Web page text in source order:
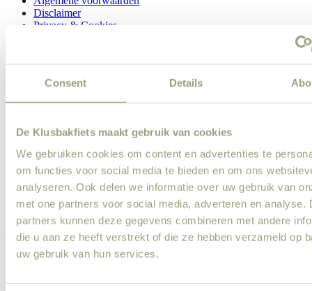
Consent Details
De Klusbakfiets maakt gebruik van cookies
We gebruiken cookies om content en advertenties te
om functies voor social media te bieden en om ons
analyseren. Ook delen we informatie over uw gebruik van
met one partners voor social media, adverteren en analyse.
partners kunnen deze gegevens combineren met andere
die u aan ze heeft verstrekt of die ze hebben verzameld op
uw gebruik van hun services.
Disclaimer
Privacy & Cookies
Klusser
Vloer leggen
Kast installeren
Keukenrenovatie
Verlichting installeren
Kitwerk
Meubel montage
Lamp laten ophangen
Schilder
Muren schilderen
Buiten schilderwerk